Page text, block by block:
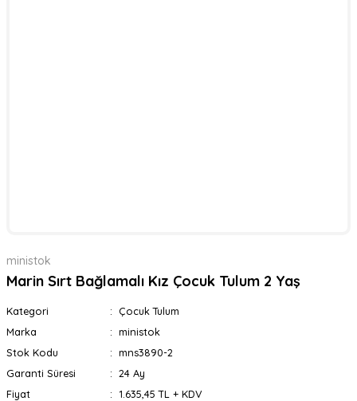
ministok
Marin Sırt Bağlamalı Kız Çocuk Tulum 2 Yaş
Kategori
Çocuk Tulum
Marka
ministok
Stok Kodu
mns3890-2
Garanti Süresi
24 Ay
Fiyat
1.635,45 TL + KDV